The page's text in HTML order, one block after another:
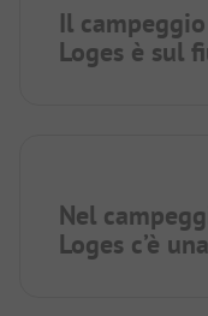
Il
Loges è sul
Nel
Loges c’è